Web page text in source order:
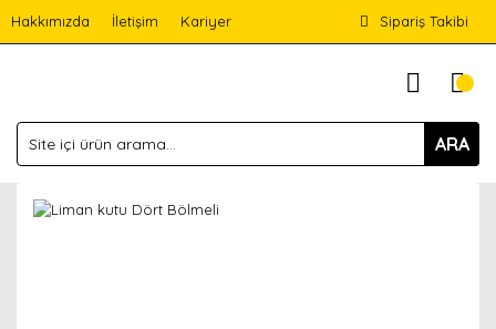
Hakkımızda İletişim Kariyer Sipariş Takibi
ARA